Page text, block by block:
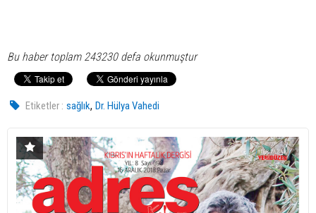
Bu haber toplam 243230 defa okunmuştur
Etiketler : sağlık,Dr. Hülya Vahedi